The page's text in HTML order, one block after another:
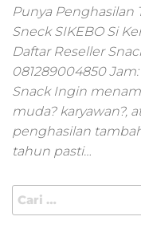
Punya Penghasilan
Sneck SIKEBO Si
Daftar Reseller
081289004850
Snack Ingin
muda? karyawan?,
penghasilan
tahun pasti…